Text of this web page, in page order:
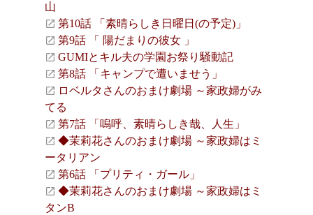
山
第10話 「素晴らしき日曜日(の予定)」
第9話 「 陽だまりの彼女 」
GUMIとキル夫の学園お祭り騒動記
第8話 「キャンプで遭いませう」
ロベルタさんのおまけ劇場 ～家政婦がみ
てる
第7話 「嗚呼、素晴らしき哉、人生」
◆茉莉花さんのおまけ劇場 ～家政婦はミ
ータリアン
第6話 「プリティ・ガール」
◆茉莉花さんのおまけ劇場 ～家政婦はミ
タンB